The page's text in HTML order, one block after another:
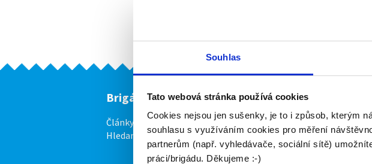
Souhlas
Tato webová stránka používá cookies
Cookies nejsou jen sušenky, je to i způsob, kterým
souhlasu s využíváním cookies pro měření
partnerům (např. vyhledávače, sociální sítě)
práci/brigádu. Děkujeme :-)
Firma nyní nemá žádné
Brigádníci
Články
Hledané brigády
Firmy
Vložit inzerát
Ceník
Propagace